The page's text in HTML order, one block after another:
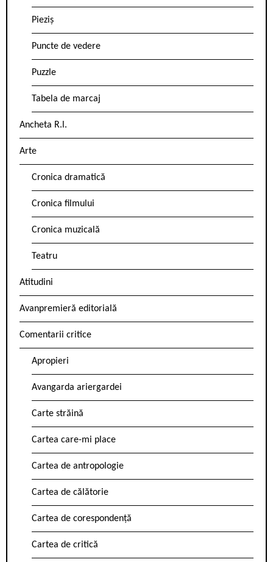
Pieziș
Puncte de vedere
Puzzle
Tabela de marcaj
Ancheta R.l.
Arte
Cronica dramatică
Cronica filmului
Cronica muzicală
Teatru
Atitudini
Avanpremieră editorială
Comentarii critice
Apropieri
Avangarda ariergardei
Carte străină
Cartea care-mi place
Cartea de antropologie
Cartea de călătorie
Cartea de corespondență
Cartea de critică